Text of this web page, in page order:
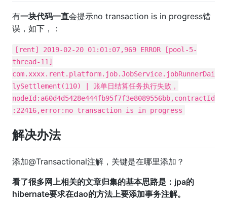
有一块代码一直会提示no transaction is in progress错
误，如下，：
[rent] 2019-02-20 01:01:07,969 ERROR [pool-5-
thread-11]
com.xxxx.rent.platform.job.JobService.jobRunnerDai
lySettlement(110) | 账单日结算任务执行失败，
nodeId:a60d4d5428e444fb95f7f3e8089556bb,contractId
:22416,error:no transaction is in progress
解决办法
添加@Transactional注解，关键是在哪里添加？
看了很多网上相关的文章归集的基本思路是：jpa的
hibernate要求在dao的方法上要添加事务注解。